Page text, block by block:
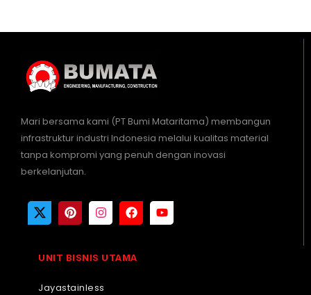
Mari bersama kami (PT Bumi Mataritama) membangun
infrastruktur industri Indonesia melalui kualitas material
tanpa kompromi yang penuh dengan inovasi
berkelanjutan.
UNIT BISNIS UTAMA
Jayastainless